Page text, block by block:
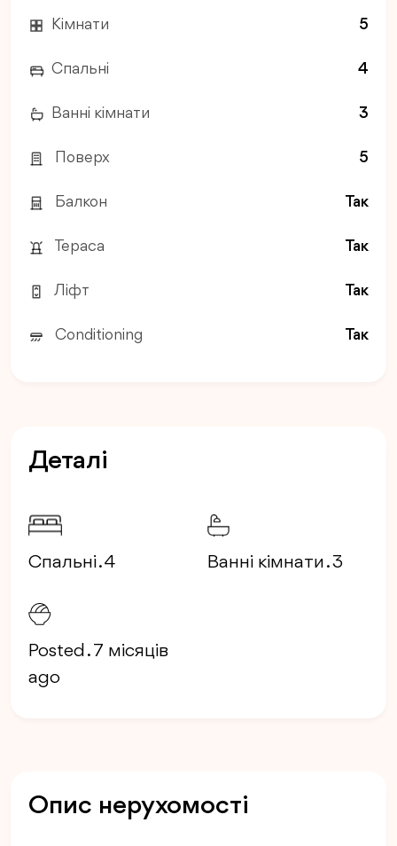
Кімнати 5
Спальні 4
Ванні кімнати 3
Поверх 5
Балкон Так
Тераса Так
Ліфт Так
Conditioning Так
Деталі
Спальні . 4 Ванні кімнати . 3
Posted . 7 місяців
ago
Опис нерухомості